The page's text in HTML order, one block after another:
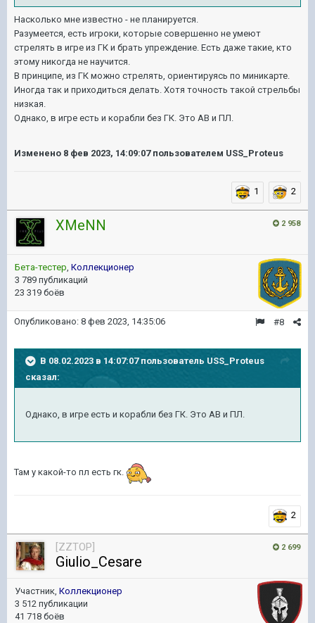
Насколько мне известно - не планируется.
Разумеется, есть игроки, которые совершенно не умеют
стрелять в игре из ГК и брать упреждение. Есть даже такие, кто
этому никогда не научится.
В принципе, из ГК можно стрелять, ориентируясь по миникарте.
Иногда так и приходиться делать. Хотя точность такой стрельбы
низкая.
Однако, в игре есть и корабли без ГК. Это АВ и ПЛ.
Изменено 8 фев 2023, 14:09:07пользователем USS_Proteus
1 2
2 958
XMeNN
Бета-тестер, Коллекционер
3 789 публикаций
23 319 боёв
#8
Опубликовано: 8 фев 2023, 14:35:06
В 08.02.2023 в 14:07:07 пользователь USS_Proteus
сказал:
Однако, в игре есть и корабли без ГК. Это АВ и ПЛ.
Там у какой-то пл есть гк.
2
2 699
[ZZTOP]
Giulio_Cesare
Участник, Коллекционер
3 512 публикации
41 718 боёв